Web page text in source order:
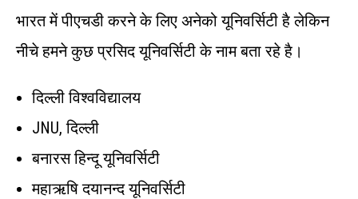
भारत में पीएचडी करने के लिए अनेको यूनिवर्सिटी है लेकिन
नीचे हमने कुछ प्रसिद यूनिवर्सिटी के नाम बता रहे है।
दिल्ली विश्वविद्यालय
JNU, दिल्ली
बनारस हिन्दू यूनिवर्सिटी
महाऋषि दयानन्द यूनिवर्सिटी